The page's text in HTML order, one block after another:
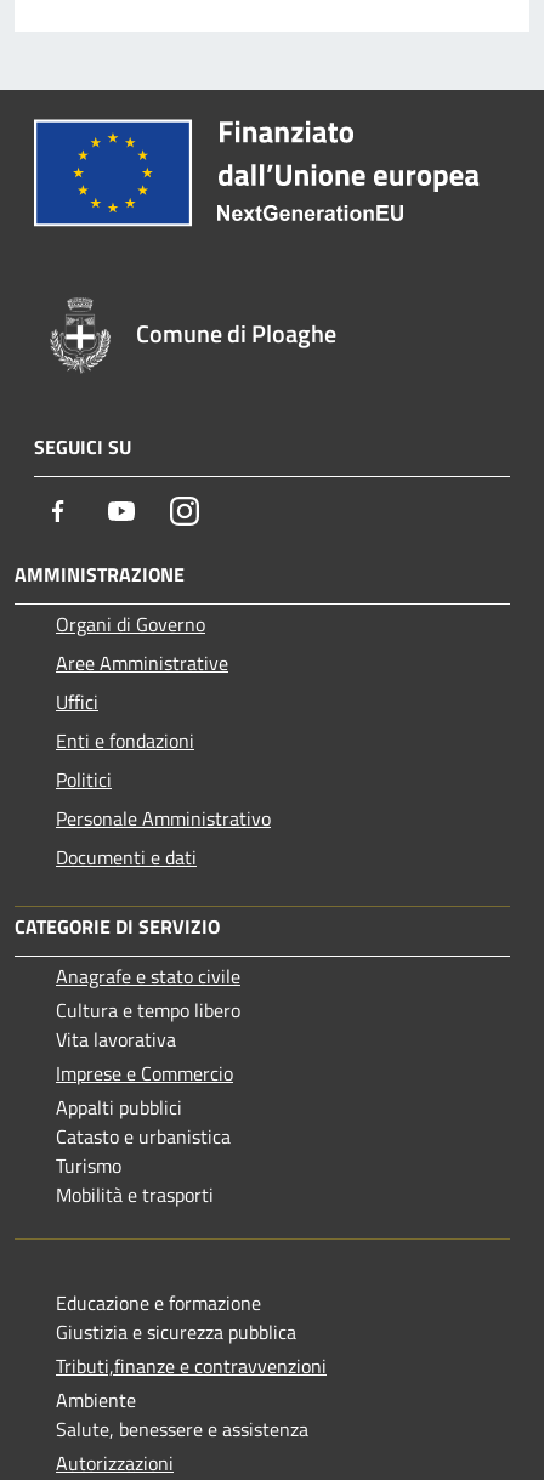
Comune di Ploaghe
SEGUICI SU
Facebook YoutubeInstagram
AMMINISTRAZIONE
Organi di Governo
Aree Amministrative
Uffici
Enti e fondazioni
Politici
Personale Amministrativo
Documenti e dati
CATEGORIE DI SERVIZIO
Anagrafe e stato civile
Cultura e tempo libero
Vita lavorativa
Imprese e Commercio
Appalti pubblici
Catasto e urbanistica
Turismo
Mobilità e trasporti
Educazione e formazione
Giustizia e sicurezza pubblica
Tributi,finanze e contravvenzioni
Ambiente
Salute, benessere e assistenza
Autorizzazioni